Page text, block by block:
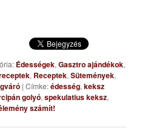
Édességek,Gasztro ajándékok,
, Receptek,Sütemények,
|Címke:édesség,keksz
golyó,spekulatius keksz,
számít!